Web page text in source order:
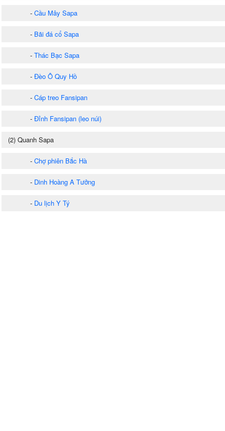
- Cầu Mây Sapa
- Bãi đá cổ Sapa
- Thác Bạc Sapa
- Đèo Ô Quy Hồ
- Cáp treo Fansipan
- Đỉnh Fansipan (leo núi)
(2) Quanh Sapa
- Chợ phiên Bắc Hà
- Dinh Hoàng A Tưởng
- Du lịch Y Tý